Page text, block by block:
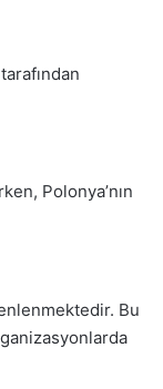
Polonya’nın
Bu